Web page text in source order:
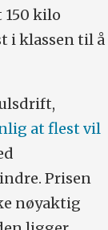
150 kilo
i klassen til å
at flest vil
Prisen
nøyaktig